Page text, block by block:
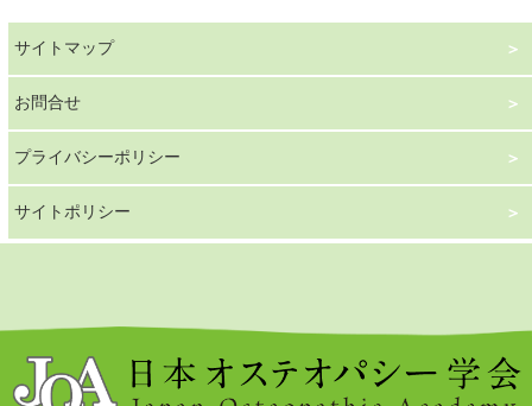
サイトマップ
お問合せ
プライバシーポリシー
サイトポリシー